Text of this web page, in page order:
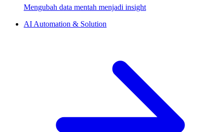
Mengubah data mentah menjadi insight
AI Automation & Solution